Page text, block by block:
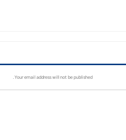
Your email address will not be published.